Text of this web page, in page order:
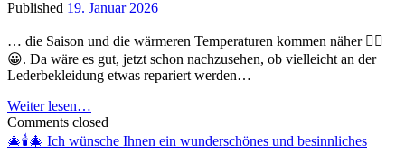
Published 19. Januar 2026
… die Saison und die wärmeren Temperaturen kommen näher ☝🏽
😀. Da wäre es gut, jetzt schon nachzusehen, ob vielleicht an der
Lederbekleidung etwas repariert werden…
Weiter lesen…
–
🥰
Comments closed
🎄🕯️🎄 Ich wünsche Ihnen ein wunderschönes und besinnliches